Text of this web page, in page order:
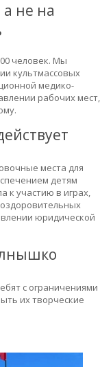
не на
человек. Мы
культмассовых
медико-
рабочих мест,
места для
детям
к участию в играх,
юридической
с ограничениями
их творческие